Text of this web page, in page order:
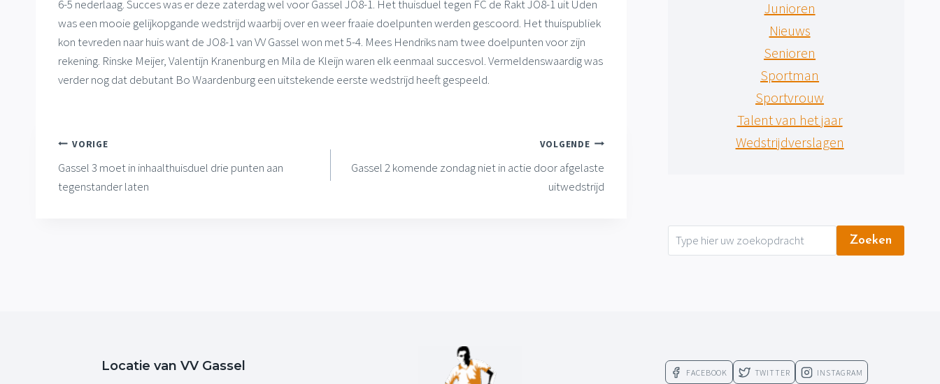
6-5 nederlaag. Succes was er deze zaterdag wel voor Gassel JO8-1. Het thuisduel tegen FC de Rakt JO8-1 uit Uden
was een mooie gelijkopgande wedstrijd waarbij over en weer fraaie doelpunten werden gescoord. Het thuispubliek
kon tevreden naar huis want de JO8-1 van VV Gassel won met 5-4. Mees Hendriks nam twee doelpunten voor zijn
rekening. Rinske Meijer, Valentijn Kranenburg en Mila de Kleijn waren elk eenmaal succesvol. Vermeldenswaardig was
verder nog dat debutant Bo Waardenburg een uitstekende eerste wedstrijd heeft gespeeld.
Bericht
navigatie
VORIGE
Gassel 3 moet in inhaalthuisduel drie punten aan
tegenstander laten
VOLGENDE
Gassel 2 komende zondag niet in actie door afgelaste
uitwedstrijd
Junioren
Nieuws
Senioren
Sportman
Sportvrouw
Talent van het jaar
Wedstrijdverslagen
Zoeken
Locatie van VV Gassel FACEBOOK TWITTER INSTAGRAM